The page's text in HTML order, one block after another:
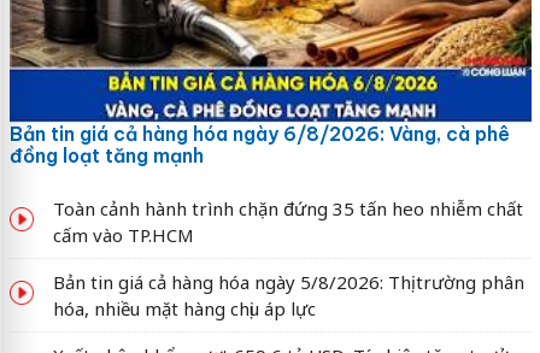
Bản tin giá cả hàng hóa ngày 6/8/2026: Vàng, cà phê
đồng loạt tăng mạnh
Toàn cảnh hành trình chặn đứng 35 tấn heo nhiễm chất
cấm vào TP.HCM
Bản tin giá cả hàng hóa ngày 5/8/2026: Thị trường phân
hóa, nhiều mặt hàng chịu áp lực